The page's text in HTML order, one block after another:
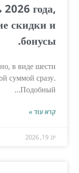
года,
скидки и
бонусы.
в виде шести
суммой сразу.
Подобный...
קרא עוד »
יונ 19, 2026